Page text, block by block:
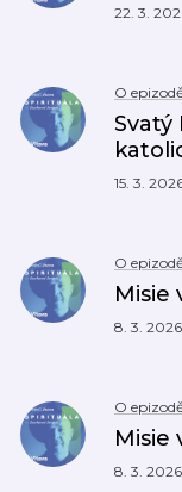
22. 3.
O
15. 3.
O
Misie
8. 3. 2026
O
Misie
8. 3. 2026